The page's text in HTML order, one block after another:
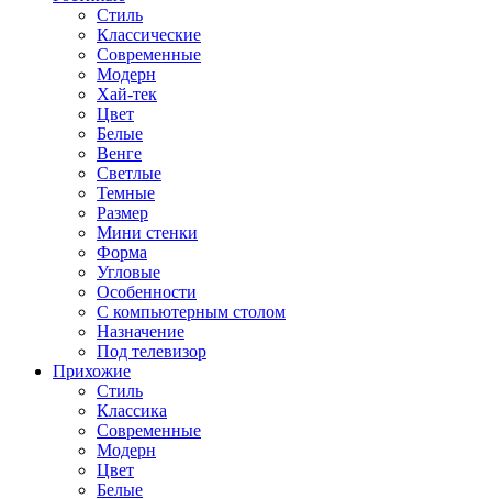
Стиль
Классические
Современные
Модерн
Хай-тек
Цвет
Белые
Венге
Светлые
Темные
Размер
Мини стенки
Форма
Угловые
Особенности
С компьютерным столом
Назначение
Под телевизор
Прихожие
Стиль
Классика
Современные
Модерн
Цвет
Белые